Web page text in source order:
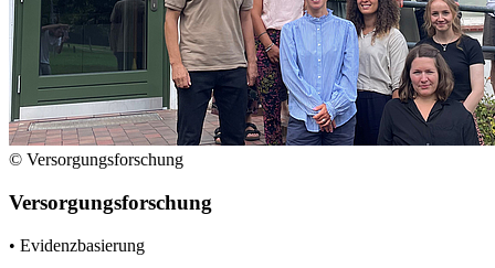
© Versorgungsforschung
Versorgungsforschung
• Evidenzbasierung